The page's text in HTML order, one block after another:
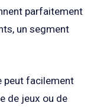
parfaitement
un segment
peut facilement
de jeux ou de